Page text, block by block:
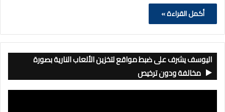
أكمل القراءة »
اليوسف يشرف على ضبط مواقع لتخزين الألعاب النارية بصورة
مخالفة ودون ترخيص